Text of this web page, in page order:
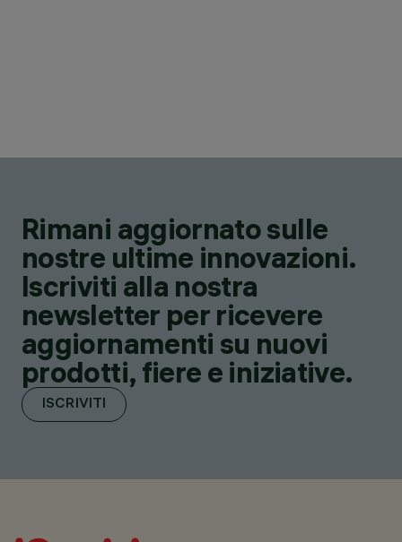
Rimani aggiornato sulle
nostre ultime innovazioni.
Iscriviti alla nostra
newsletter per ricevere
aggiornamenti su nuovi
prodotti, fiere e iniziative.
ISCRIVITI